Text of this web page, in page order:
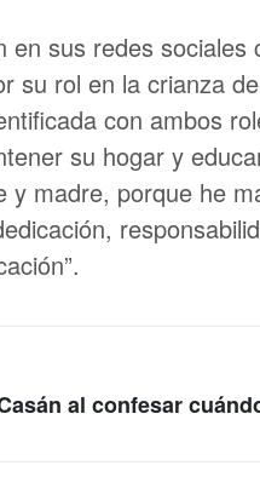
sus redes sociales
su rol en la crianza
con ambos
su hogar y
y madre, porque he
al confesar